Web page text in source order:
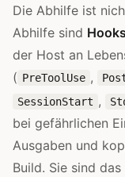
Die Abhilfe ist
Abhilfe sind Hooks
der Host an
( PreToolUse ,
SessionStart ,
bei gefährlichen
Ausgaben und
Build. Sie sind